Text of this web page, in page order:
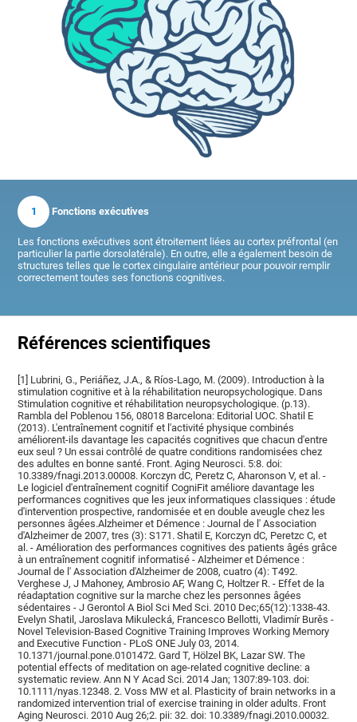
1 Fonctions exécutives
Les fonctions exécutives sont étroitement liées au cortex préfrontal (en
particulier la partie dorsolatérale). En outre, elle a également besoin de
structures telles que le cortex cingulaire antérieur pour pouvoir remplir
correctement toutes ses fonctions cognitives.
Références scientifiques
[1] Lubrini, G., Periáñez, J.A., & Ríos-Lago, M. (2009). Introduction à la
stimulation cognitive et à la réhabilitation neuropsychologique. Dans
Stimulation cognitive et réhabilitation neuropsychologique. (p.13).
Rambla del Poblenou 156, 08018 Barcelona: Editorial UOC. Shatil E
(2013). L'entraînement cognitif et l'activité physique combinés
améliorent-ils davantage les capacités cognitives que chacun d'entre
eux seul ? Un essai contrôlé de quatre conditions randomisées chez
des adultes en bonne santé. Front. Aging Neurosci. 5:8. doi:
10.3389/fnagi.2013.00008. Korczyn dC, Peretz C, Aharonson V, et al. -
Le logiciel d'entraînement cognitif CogniFit améliore davantage les
performances cognitives que les jeux informatiques classiques : étude
d'intervention prospective, randomisée et en double aveugle chez les
personnes âgées.Alzheimer et Démence : Journal de l' Association
d'Alzheimer de 2007, tres (3): S171. Shatil E, Korczyn dC, Peretzc C, et
al. - Amélioration des performances cognitives des patients âgés grâce
à un entraînement cognitif informatisé - Alzheimer et Démence :
Journal de l' Association d'Alzheimer de 2008, cuatro (4): T492.
Verghese J, J Mahoney, Ambrosio AF, Wang C, Holtzer R. - Effet de la
réadaptation cognitive sur la marche chez les personnes âgées
sédentaires - J Gerontol A Biol Sci Med Sci. 2010 Dec;65(12):1338-43.
Evelyn Shatil, Jaroslava Mikulecká, Francesco Bellotti, Vladimír Burěs -
Novel Television-Based Cognitive Training Improves Working Memory
and Executive Function - PLoS ONE July 03, 2014.
10.1371/journal.pone.0101472. Gard T, Hölzel BK, Lazar SW. The
potential effects of meditation on age-related cognitive decline: a
systematic review. Ann N Y Acad Sci. 2014 Jan; 1307:89-103. doi:
10.1111/nyas.12348. 2. Voss MW et al. Plasticity of brain networks in a
randomized intervention trial of exercise training in older adults. Front
Aging Neurosci. 2010 Aug 26;2. pii: 32. doi: 10.3389/fnagi.2010.00032.